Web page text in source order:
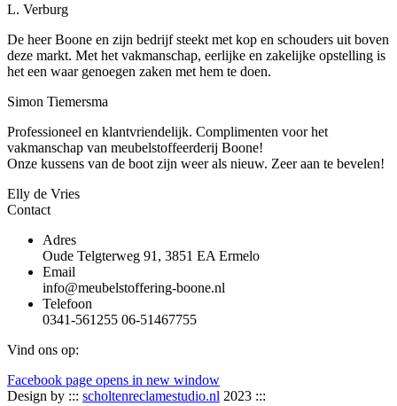
L. Verburg
De heer Boone en zijn bedrijf steekt met kop en schouders uit boven
deze markt. Met het vakmanschap, eerlijke en zakelijke opstelling is
het een waar genoegen zaken met hem te doen.
Simon Tiemersma
Professioneel en klantvriendelijk. Complimenten voor het
vakmanschap van meubelstoffeerderij Boone!
Onze kussens van de boot zijn weer als nieuw. Zeer aan te bevelen!
Elly de Vries
Contact
Adres
Oude Telgterweg 91, 3851 EA Ermelo
Email
info@meubelstoffering-boone.nl
Telefoon
0341-561255 06-51467755
Vind ons op:
Facebook page opens in new window
Design by ::: scholtenreclamestudio.nl 2023 :::